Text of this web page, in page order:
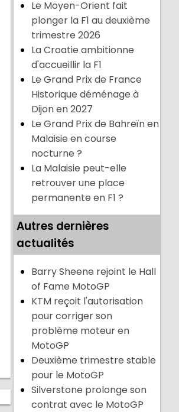
Le Moyen-Orient fait
plonger la F1 au deuxième
trimestre 2026
La Croatie ambitionne
d'accueillir la F1
Le Grand Prix de France
Historique déménage à
Dijon en 2027
Le Grand Prix de Bahreïn en
Malaisie en course
nocturne ?
La Malaisie peut-elle
retrouver une place
permanente en F1 ?
Autres dernières
actualités
Barry Sheene rejoint le Hall
of Fame MotoGP
KTM reçoit l'autorisation
pour corriger son
problème moteur en
MotoGP
Deuxième trimestre stable
pour le MotoGP
Silverstone prolonge son
contrat avec le MotoGP